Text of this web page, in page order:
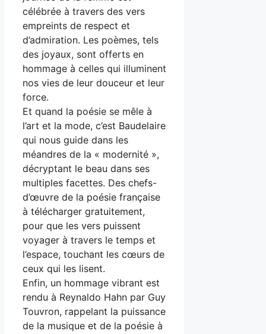
célébrée à travers des vers
empreints de respect et
d’admiration. Les poèmes, tels
des joyaux, sont offerts en
hommage à celles qui illuminent
nos vies de leur douceur et leur
force.
Et quand la poésie se mêle à
l’art et la mode, c’est Baudelaire
qui nous guide dans les
méandres de la « modernité »,
décryptant le beau dans ses
multiples facettes. Des chefs-
d’œuvre de la poésie française
à télécharger gratuitement,
pour que les vers puissent
voyager à travers le temps et
l’espace, touchant les cœurs de
ceux qui les lisent.
Enfin, un hommage vibrant est
rendu à Reynaldo Hahn par Guy
Touvron, rappelant la puissance
de la musique et de la poésie à